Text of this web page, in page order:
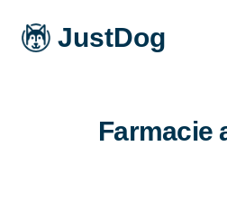
JustDog
Farmacie